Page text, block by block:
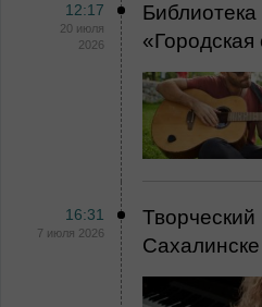
12:17
20 июля
2026
16:31
7 июля 2026
Сахалинске